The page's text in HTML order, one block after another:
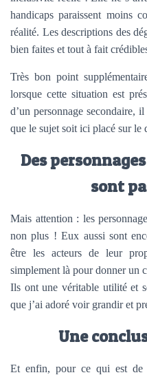
handicaps paraissent moins
réalité. Les descriptions des
bien faites et tout à fait
Très bon point
lorsque cette situation est
d’un personnage secondaire,
que le sujet soit ici placé sur le
Des
sont
Mais attention : les
non plus ! Eux aussi sont
être les acteurs de leur
simplement là pour donner un
Ils ont une véritable utilité et
que j’ai adoré voir grandir et
Une
Et enfin, pour ce qui est